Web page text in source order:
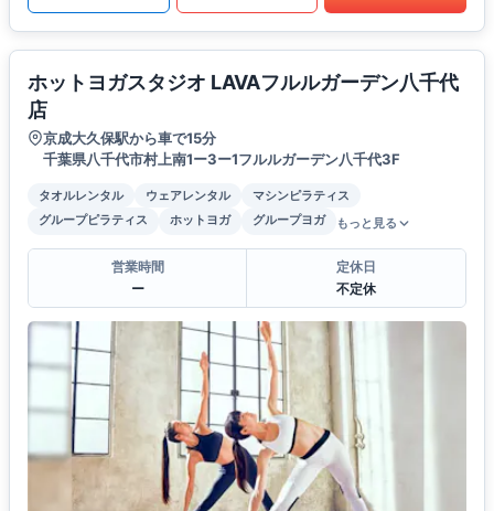
ホットヨガスタジオ LAVAフルルガーデン八千代
店
京成大久保駅から車で15分
千葉県八千代市村上南1ー3ー1フルルガーデン八千代3F
タオルレンタル ウェアレンタル
マシンピラティス
グループピラティス
ホットヨガ グループヨガ もっと見る
営業時間
ー
定休日
不定休